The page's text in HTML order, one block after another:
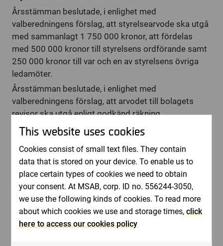
Årsstämman beslutade, i enlighet med
valberedningens förslag, att styrelsearvode ska utgå
med sammanlagt 1 750 000 kronor, att fördelas
med 500 000 kronor till styrelsens ordförande samt
250 000 kronor till var och en av styrelsens övriga
ledamöter.
Årsstämman beslutade, i enlighet med
valberedningens förslag, att arvodet till bolagets
revisor ska utgå enligt godkänd räkning.
Bemyndigande att besluta om nyemission
Årsstämman beslutade, i enlighet med styrelsens
förslag, om bemyndigande för styrelsen att inom
ramen för gällande bolagsordning, intill tiden för
nästa årsstämma, vid ett eller flera tillfällen, fatta
beslut om nyemission av aktier med eller utan
avvikelse från aktieägarnas företrädesrätt. Det totala
antalet aktier som utges genom nyemissioner enligt
bemyndigandet får motsvara sammanlagt högst 10
This website uses cookies
Cookies consist of small text files. They contain
data that is stored on your device. To enable us to
place certain types of cookies we need to obtain
your consent. At MSAB, corp. ID no. 556244-3050,
we use the following kinds of cookies. To read more
about which cookies we use and storage times,click
here to access our cookies policy